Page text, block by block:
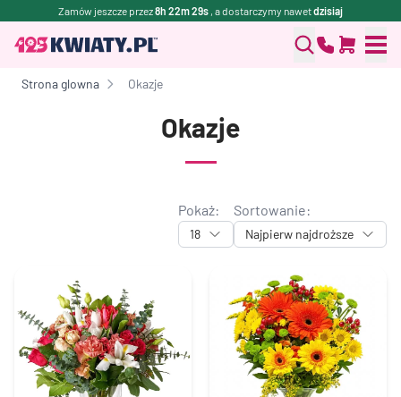
Zamów jeszcze przez8h 22m 29s , a dostarczymy nawetdzisiaj
Strona glowna Okazje
Okazje
Pokaż:
18
Sortowanie:
Najpierw najdroższe